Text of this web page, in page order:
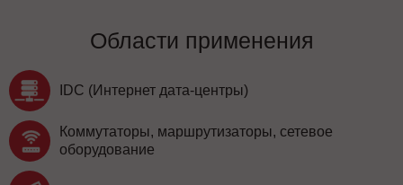
Области применения
IDC (Интернет дата-центры)
Коммутаторы, маршрутизаторы, сетевое
оборудование